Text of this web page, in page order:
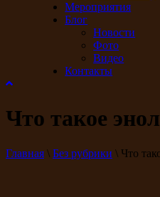
Мероприятия
Блог
Новости
Фото
Видео
Контакты
Что такое
Главная \ Без рубрики \ Что